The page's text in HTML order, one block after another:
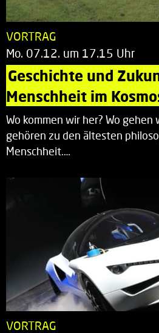
VORTRAG
Mo. 07.12. um 17.15 Uhr
Geschichte und
Menschheit im
Wo kommen wir her? Wo gehen
gehören zu den ältesten
Menschheit.…
VORTRAG